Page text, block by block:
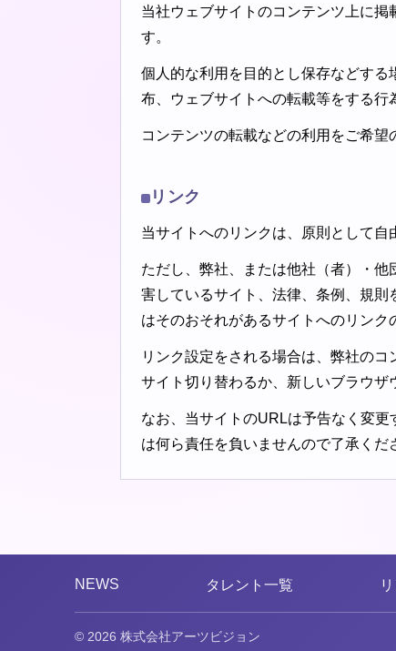
当社ウェブサイトのコンテンツ上に
す。
個人的な利用を目的とし保存などす
布、ウェブサイトへの転載等をする行
コンテンツの転載などの利用をご希望
リンク
当サイトへのリンクは、原則として自
ただし、弊社、または他社（者）・
害しているサイト、法律、条例、規
はそのおそれがあるサイトへのリンク
リンク設定をされる場合は、弊社の
サイト切り替わるか、新しいブラウザ
なお、当サイトのURLは予告なく変
は何ら責任を負いませんので了承くだ
NEWS タレント一覧
© 2026 株式会社アーツビジョン